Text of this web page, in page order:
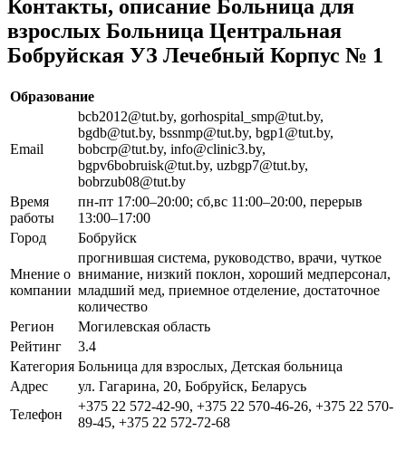
Контакты, описание Больница для
взрослых Больница Центральная
Бобруйская УЗ Лечебный Корпус № 1
Образование
Email
bcb2012@tut.by, gorhospital_smp@tut.by,
bgdb@tut.by, bssnmp@tut.by, bgp1@tut.by,
bobcrp@tut.by, info@clinic3.by,
bgpv6bobruisk@tut.by, uzbgp7@tut.by,
bobrzub08@tut.by
Время
работы
пн-пт 17:00–20:00; сб,вс 11:00–20:00, перерыв
13:00–17:00
Город
Бобруйск
Мнение о
компании
прогнившая система, руководство, врачи, чуткое
внимание, низкий поклон, хороший медперсонал,
младший мед, приемное отделение, достаточное
количество
Регион
Могилевская область
Рейтинг
3.4
Категория Больница для взрослых, Детская больница
Адрес
ул. Гагарина, 20, Бобруйск, Беларусь
Телефон
+375 22 572-42-90, +375 22 570-46-26, +375 22 570-
89-45, +375 22 572-72-68